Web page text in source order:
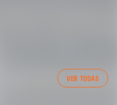
VER TODAS